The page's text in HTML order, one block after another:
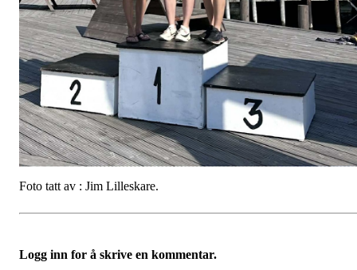
Foto tatt av : Jim Lilleskare.
Logg inn for å skrive en kommentar.